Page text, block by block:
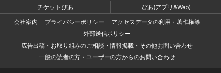
チケットぴあ
ぴあ(アプリ&Web)
会社案内
プライバシーポリシー
アクセスデータの利用・著作権等
外部送信ポリシー
広告出稿・お取り組みのご相談・情報掲載・その他お問い合わせ
一般の読者の方・ユーザーの方からのお問い合わせ